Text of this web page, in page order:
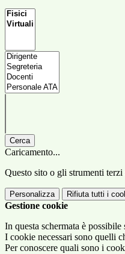
Cerca
Caricamento...
Questo sito o gli strumenti
Personalizza Rifiuta tutti i
Gestione cookie
In questa schermata è
I cookie necessari sono quelli
Per conoscere quali sono i